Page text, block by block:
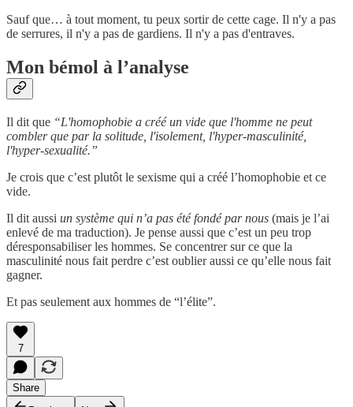
Sauf que… à tout moment, tu peux sortir de cette cage. Il n'y a pas
de serrures, il n'y a pas de gardiens. Il n'y a pas d'entraves.
Mon bémol à l’analyse
Il dit que “L'homophobie a créé un vide que l'homme ne peut
combler que par la solitude, l'isolement, l'hyper-masculinité,
l'hyper-sexualité.”
Je crois que c’est plutôt le sexisme qui a créé l’homophobie et ce
vide.
Il dit aussi un système qui n’a pas été fondé par nous (mais je l’ai
enlevé de ma traduction). Je pense aussi que c’est un peu trop
déresponsabiliser les hommes. Se concentrer sur ce que la
masculinité nous fait perdre c’est oublier aussi ce qu’elle nous fait
gagner.
Et pas seulement aux hommes de “l’élite”.
7
Share